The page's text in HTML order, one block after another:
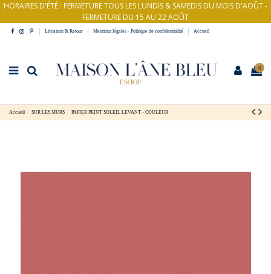
HORAIRES D'ÉTÉ : FERMETURE TOUS LES LUNDIS & SAMEDIS DU MOIS D'AOÛT -
FERMETURE DU 15 AU 22 AOÛT
Livraison & Retour Mentions légales - Politique de confidentialité Accueil
0
Accueil SUR LES MURS PAPIER PEINT SOLEIL LEVANT - COULEUR